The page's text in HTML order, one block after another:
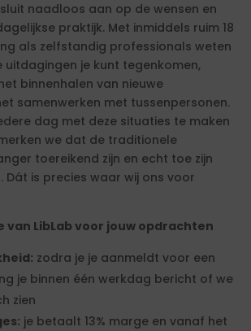
naadloos aan op de wensen en
praktijk. Met inmiddels ruim 18
als zelfstandig professionals weten
uitdagingen je kunt tegenkomen,
binnenhalen van nieuwe
samenwerken met tussenpersonen.
dag met deze situaties te maken
we dat de traditionele
toereikend zijn en echt toe zijn
Dát is precies waar wij ons voor
van LibLab voor jouw opdrachten
zodra je je aanmeldt voor een
je binnen één werkdag bericht of we
zien
je betaalt 13% marge en vanaf het